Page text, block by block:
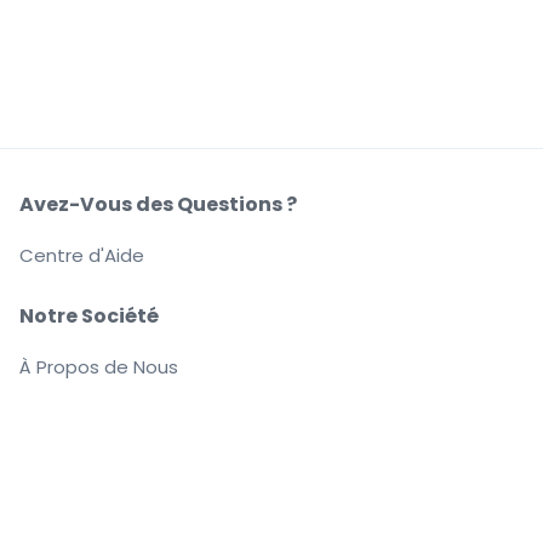
Notre Société
À Propos de Nous
Avez-Vous des Questions ?
Centre d'Aide